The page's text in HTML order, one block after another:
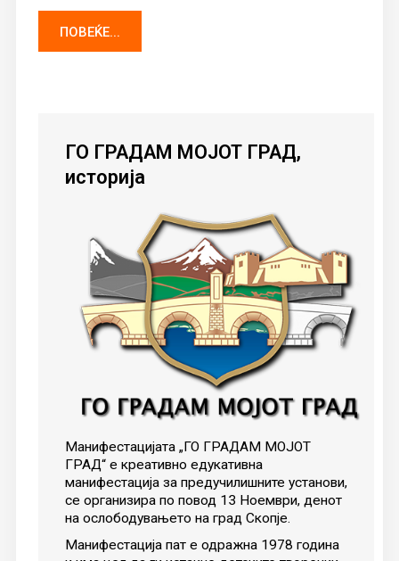
ПОВЕЌЕ...
ГО ГРАДАМ МОЈОТ ГРАД,
историја
Манифестацијата „ГО ГРАДАМ МОЈОТ
ГРАД“ е креативно едукативна
манифестација за предучилишните установи,
се организира по повод 13 Ноември, денот
на ослободувањето на град Скопје.
Манифестација пат е одражна 1978 година